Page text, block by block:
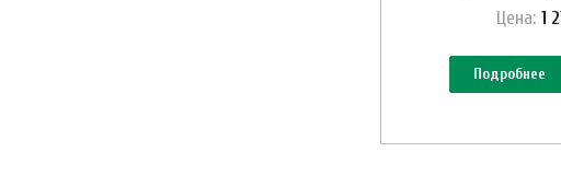
Цена: 1
Подробнее